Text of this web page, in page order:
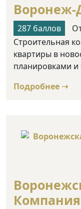
287 баллов
Строительная
квартиры в
планировками и
Подробнее ➝